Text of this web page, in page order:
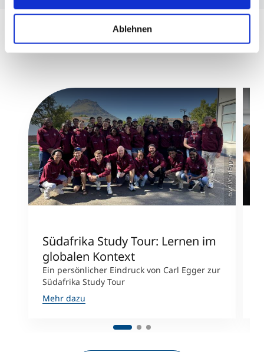
Ablehnen
©MCI/Carl Egger
Südafrika Study Tour: Lernen im
globalen Kontext
Ein persönlicher Eindruck von Carl Egger zur
Südafrika Study Tour
Mehr dazu